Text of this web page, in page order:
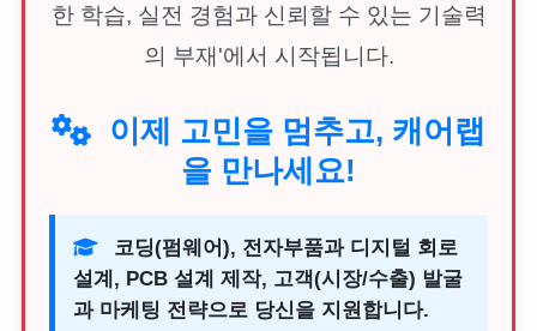
한 학습, 실전 경험과 신뢰할 수 있는 기술력
의 부재'에서 시작됩니다.
이제 고민을 멈추고, 캐어랩
을 만나세요!
코딩(펌웨어), 전자부품과 디지털 회로
설계, PCB 설계 제작, 고객(시장/수출) 발굴
과 마케팅 전략으로 당신을 지원합니다.